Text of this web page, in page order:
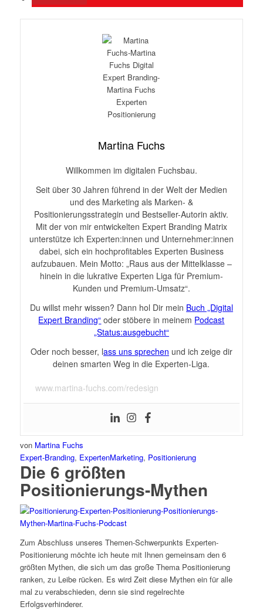
Martina Fuchs
Willkommen im digitalen Fuchsbau.
Seit über 30 Jahren führend in der Welt der Medien
und des Marketing als Marken- &
Positionierungsstrategin und Bestseller-Autorin aktiv.
Mit der von mir entwickelten Expert Branding Matrix
unterstütze ich Experten:innen und Unternehmer:innen
dabei, sich ein hochprofitables Experten Business
aufzubauen. Mein Motto: „Raus aus der Mittelklasse –
hinein in die lukrative Experten Liga für Premium-
Kunden und Premium-Umsatz“.
Du willst mehr wissen? Dann hol Dir mein Buch „Digital
Expert Branding“ oder stöbere in meinem Podcast
„Status:ausgebucht“
Oder noch besser, lass uns sprechen und ich zeige dir
deinen smarten Weg in die Experten-Liga.
www.martina-fuchs.com/redesign
von Martina Fuchs
Expert-Branding, ExpertenMarketing, Positionierung
Die 6 größten
Positionierungs-Mythen
Zum Abschluss unseres Themen-Schwerpunkts Experten-
Positionierung möchte ich heute mit Ihnen gemeinsam den 6
größten Mythen, die sich um das große Thema Positionierung
ranken, zu Leibe rücken. Es wird Zeit diese Mythen ein für alle
mal zu verabschieden, denn sie sind regelrechte
Erfolgsverhinderer.